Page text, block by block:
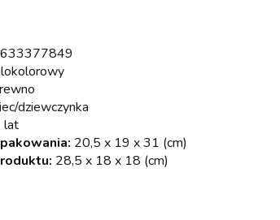
dziewczynka
lat
20,5 x 19 x 31 (cm)
28,5 x 18 x 18 (cm)